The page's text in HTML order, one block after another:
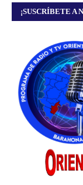
¡SUSCRÍBETE A